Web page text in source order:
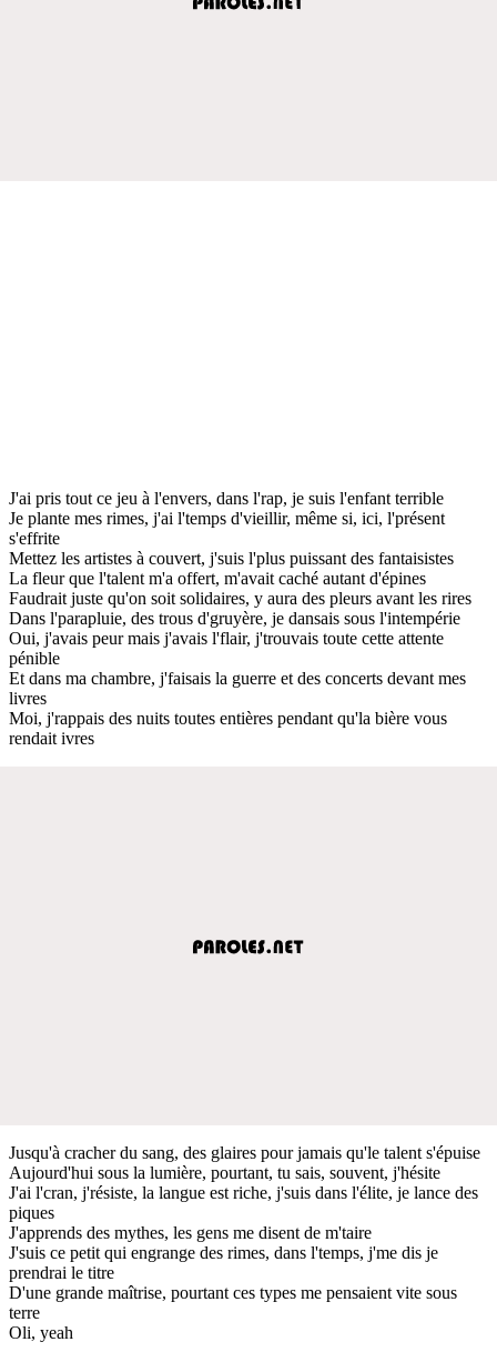
J'ai pris tout ce jeu à l'envers, dans l'rap, je suis l'enfant terrible
Je plante mes rimes, j'ai l'temps d'vieillir, même si, ici, l'présent
s'effrite
Mettez les artistes à couvert, j'suis l'plus puissant des fantaisistes
La fleur que l'talent m'a offert, m'avait caché autant d'épines
Faudrait juste qu'on soit solidaires, y aura des pleurs avant les rires
Dans l'parapluie, des trous d'gruyère, je dansais sous l'intempérie
Oui, j'avais peur mais j'avais l'flair, j'trouvais toute cette attente
pénible
Et dans ma chambre, j'faisais la guerre et des concerts devant mes
livres
Moi, j'rappais des nuits toutes entières pendant qu'la bière vous
rendait ivres
Jusqu'à cracher du sang, des glaires pour jamais qu'le talent s'épuise
Aujourd'hui sous la lumière, pourtant, tu sais, souvent, j'hésite
J'ai l'cran, j'résiste, la langue est riche, j'suis dans l'élite, je lance des
piques
J'apprends des mythes, les gens me disent de m'taire
J'suis ce petit qui engrange des rimes, dans l'temps, j'me dis je
prendrai le titre
D'une grande maîtrise, pourtant ces types me pensaient vite sous
terre
Oli, yeah